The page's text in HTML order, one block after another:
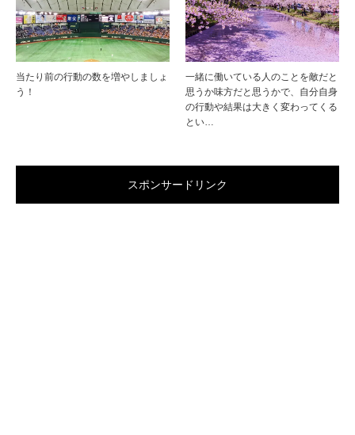
当たり前の行動の数を増やしましょ
う！
一緒に働いている人のことを敵だと
思うか味方だと思うかで、自分自身
の行動や結果は大きく変わってくる
とい…
スポンサードリンク